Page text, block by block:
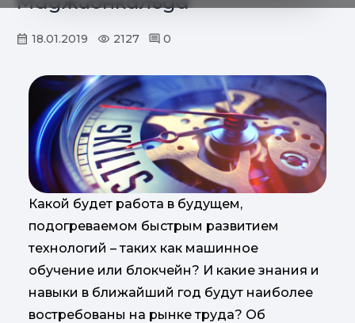
18.01.2019 2127 0
Какой будет работа в будущем,
подогреваемом быстрым развитием
технологий – таких как машинное
обучение или блокчейн? И какие знания и
навыки в ближайший год будут наиболее
востребованы на рынке труда? Об